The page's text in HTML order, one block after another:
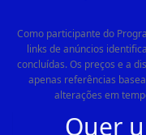
Como participante do
links de anúncios
concluídas. Os preços e a
apenas referências
alterações em
Quer